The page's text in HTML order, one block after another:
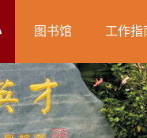
图书馆 工作指